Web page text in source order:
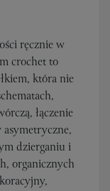
ręcznie w
crochet to
która nie
łączenie
dzierganiu i
organicznych